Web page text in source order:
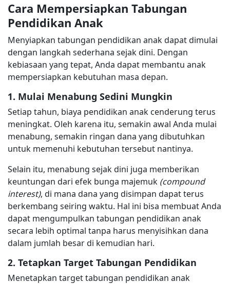
Cara Mempersiapkan Tabungan
Pendidikan Anak
Menyiapkan tabungan pendidikan anak dapat dimulai
dengan langkah sederhana sejak dini. Dengan
kebiasaan yang tepat, Anda dapat membantu anak
mempersiapkan kebutuhan masa depan.
1. Mulai Menabung Sedini Mungkin
Setiap tahun, biaya pendidikan anak cenderung terus
meningkat. Oleh karena itu, semakin awal Anda mulai
menabung, semakin ringan dana yang dibutuhkan
untuk memenuhi kebutuhan tersebut nantinya.
Selain itu, menabung sejak dini juga memberikan
keuntungan dari efek bunga majemuk (compound
interest), di mana dana yang disimpan dapat terus
berkembang seiring waktu. Hal ini bisa membuat Anda
dapat mengumpulkan tabungan pendidikan anak
secara lebih optimal tanpa harus menyisihkan dana
dalam jumlah besar di kemudian hari.
2. Tetapkan Target Tabungan Pendidikan
Menetapkan target tabungan pendidikan anak